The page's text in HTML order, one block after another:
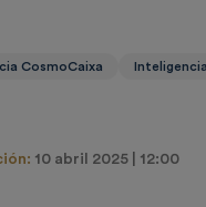
CosmoCaixa
10 abril 2025 | 12:00